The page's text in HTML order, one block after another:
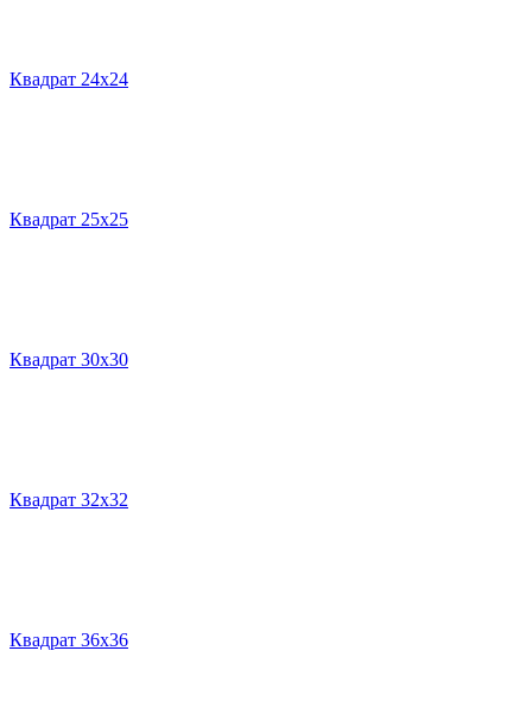
Квадрат 24х24
Квадрат 25х25
Квадрат 30х30
Квадрат 32х32
Квадрат 36х36